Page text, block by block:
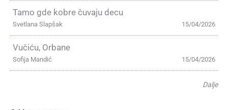
Tamo gde kobre čuvaju decu
15/04/2026
Svetlana Slapšak
Vučiću, Orbane
15/04/2026
Sofija Mandić
Dalje